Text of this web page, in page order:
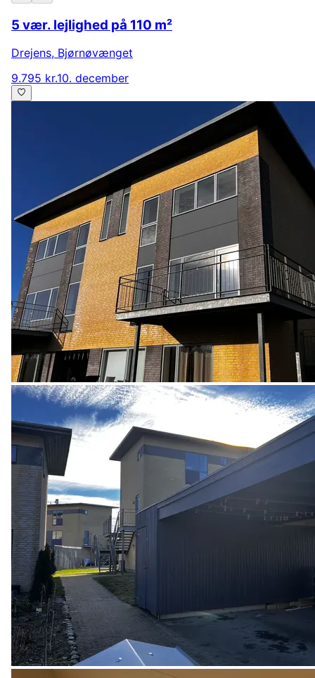
5 vær. lejlighed på 110 m²
Drejens, Bjørnøvænget
9.795 kr.10. december